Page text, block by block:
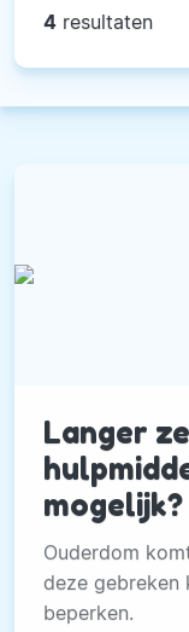
4 resultaten
Langer
mogelijk?
Ouderdom
deze gebreken
beperken.